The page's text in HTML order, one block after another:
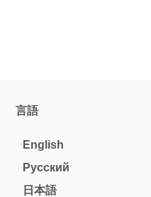
言語
English
Pусский
日本語